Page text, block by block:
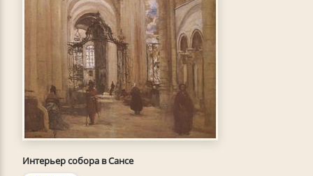
Интерьер собора в Сансе